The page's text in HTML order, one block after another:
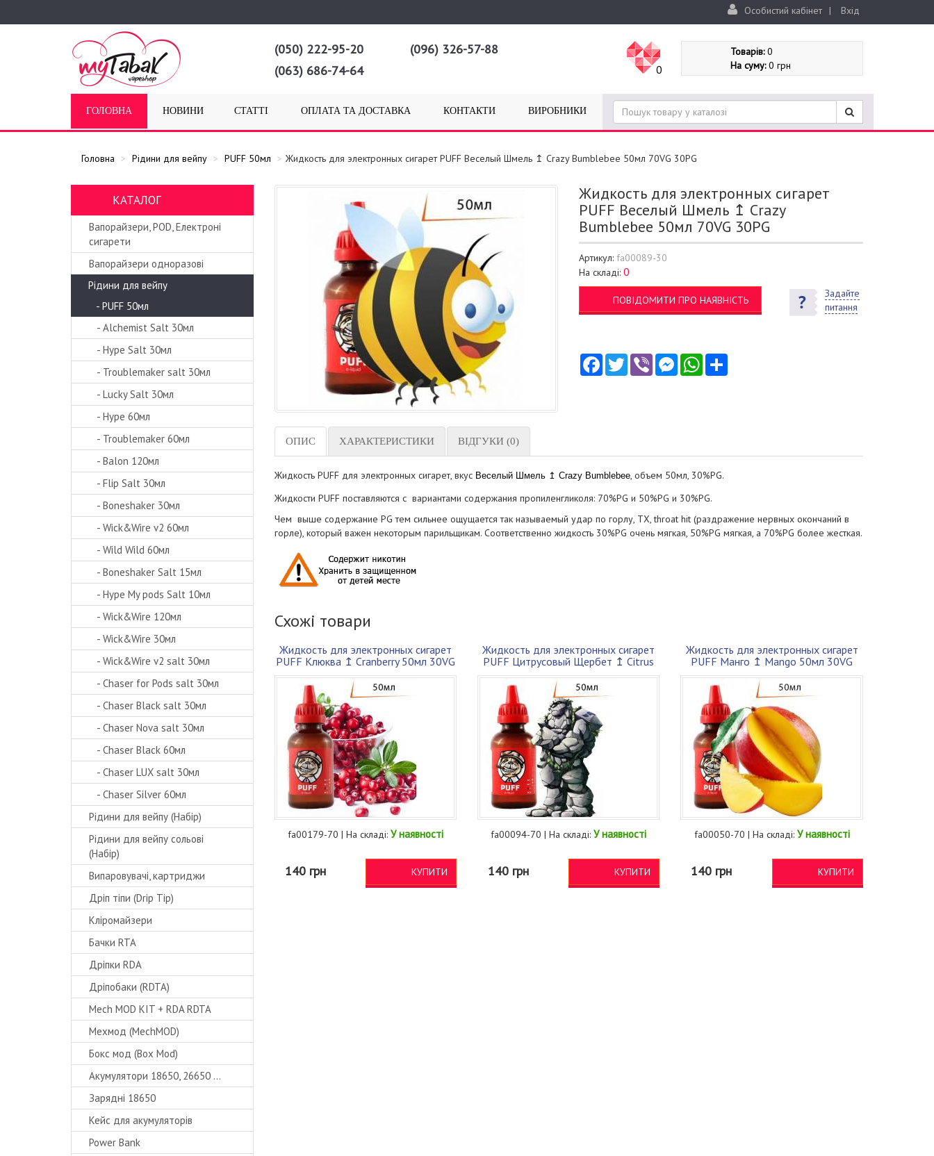
Особистий кабінет | Вхід
(050) 222-95-20
(063) 686-74-64
(096) 326-57-88
0
Товарів:0
На суму:0 грн
ГОЛОВНА НОВИНИ СТАТТІ ОПЛАТА ТА ДОСТАВКА КОНТАКТИ ВИРОБНИКИ
Головна Рідини для вейпу PUFF 50мл Жидкость для электронных сигарет PUFF Веселый Шмель ↥ Crazy Bumblebee 50мл 70VG 30PG
КАТАЛОГ
Вапорайзери, POD, Електроні
сигарети
Вапорайзери одноразові
Рідини для вейпу
- PUFF 50мл
- Alchemist Salt 30мл
- Hype Salt 30мл
- Troublemaker salt 30мл
- Lucky Salt 30мл
- Hype 60мл
- Troublemaker 60мл
- Balon 120мл
- Flip Salt 30мл
- Boneshaker 30мл
- Wick&Wire v2 60мл
- Wild Wild 60мл
- Boneshaker Salt 15мл
- Hype My pods Salt 10мл
- Wick&Wire 120мл
- Wick&Wire 30мл
- Wick&Wire v2 salt 30мл
- Chaser for Pods salt 30мл
- Chaser Black salt 30мл
- Chaser Nova salt 30мл
- Chaser Black 60мл
- Chaser LUX salt 30мл
- Chaser Silver 60мл
Рідини для вейпу (Набір)
Рідини для вейпу сольові
(Набір)
Випаровувачі, картриджи
Дріп тіпи (Drip Tip)
Кліромайзери
Бачки RTA
Дріпки RDA
Дріпобаки (RDTA)
Mech MOD KIT + RDA RDTA
Мехмод (MechMOD)
Бокс мод (Box Mod)
Акумулятори 18650, 26650 ...
Зарядні 18650
Кейс для акумуляторів
Power Bank
Жидкость для электронных сигарет
PUFF Веселый Шмель ↥ Crazy
Bumblebee 50мл 70VG 30PG
Артикул: fa00089-30
На складі:0
ПОВІДОМИТИ ПРО НАЯВНІСТЬ
Задайте
питання
FacebookTwitterViber MessengerWhatsApp
ОПИС ХАРАКТЕРИСТИКИ ВІДГУКИ (0)
Жидкость PUFF для электронных сигарет, вкус Веселый Шмель ↥ Crazy Bumblebee, объем 50мл, 30%PG.
Жидкости PUFF поставляются с вариантами содержания пропиленгликоля: 70%PG и 50%PG и 30%PG.
Чем выше содержание PG тем сильнее ощущается так называемый удар по горлу, ТХ, throat hit (раздражение нервных окончаний в
горле), который важен некоторым парильщикам. Соответственно жидкость 30%PG очень мягкая, 50%PG мягкая, а 70%PG более жесткая.
Схожі товари
Жидкость для электронных сигарет
PUFF Клюква ↥ Cranberry 50мл 30VG
70P...
fa00179-70 | На складі: У наявності
140 грн КУПИТИ
Жидкость для электронных сигарет
PUFF Цитрусовый Щербет ↥ Citrus
Sherb...
fa00094-70 | На складі:У наявності
140 грн КУПИТИ
Жидкость для электронных сигарет
PUFF Манго ↥ Mango 50мл 30VG
70PG
fa00050-70 | На складі: У наявності
140 грн КУПИТИ